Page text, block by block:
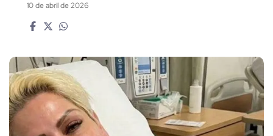
10 de abril de 2026